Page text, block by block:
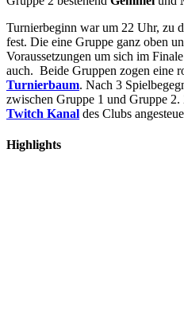
Turnierbeginn war um 22 Uhr, zu
fest. Die eine Gruppe ganz oben
Voraussetzungen um sich im
auch. Beide Gruppen zogen eine
Turnierbaum. Nach 3
zwischen Gruppe 1 und Gruppe
Twitch Kanal des Clubs
Highlights